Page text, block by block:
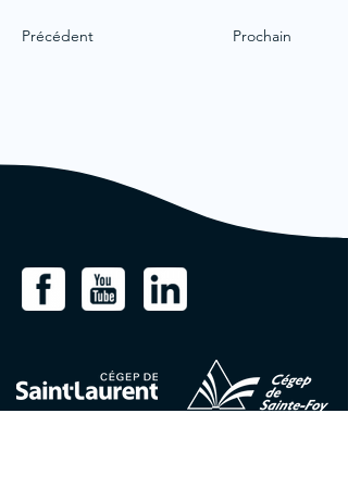
Précédent Prochain